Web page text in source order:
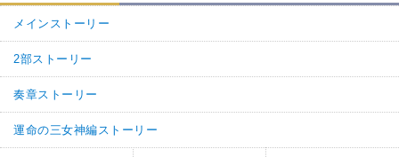
メインストーリー
2部ストーリー
奏章ストーリー
運命の三女神編ストーリー